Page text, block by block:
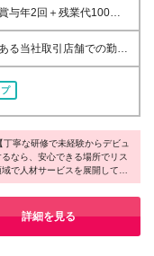
方を求め
人と話すのが好きな方
にチャレンジしたい方
う♪
与年2回＋残業代100%
月給28万円＋賞与年2回
ーの場合 ■月給24万円＋
各種手当 ☆上記は最下限
給与・待遇に変更はあり
る当社取引店舗での勤
なります ★基本的に担
への直行直帰となります
ピングモール・アウトレ
歩10分圏内の勤務地も！
【北海道・東
城、秋田、山形、福島
埼玉、千葉、東京、神
、高知 【九州】
丁寧な研修で未経験からデビュ
なら、安心できる場所でリス
で人材サービスを展開してい
業時間の削減によって働きや
証プライム上場企業グループ
な一歩を踏み出す場所にぴっ
詳細を見る